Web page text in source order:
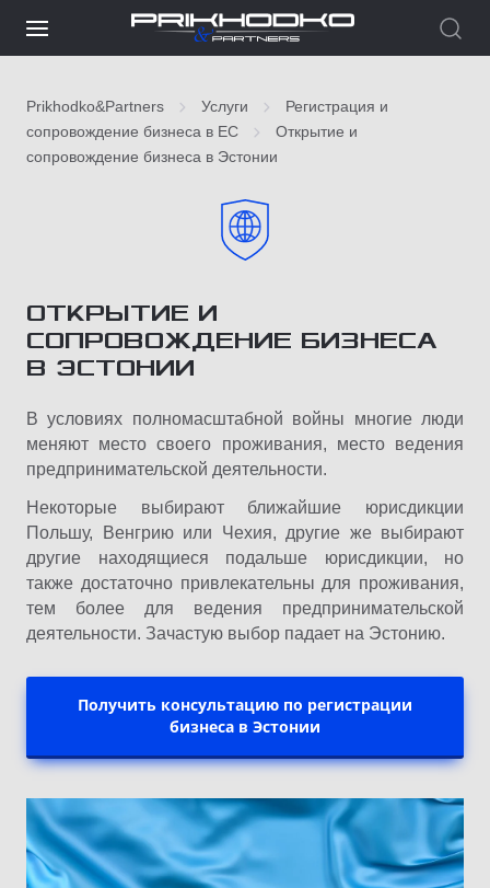
Prikhodko&Partners Услуги
Регистрация и
сопровождение бизнеса в ЕС
Открытие и
сопровождение бизнеса в Эстонии
ОТКРЫТИЕ И
СОПРОВОЖДЕНИЕ БИЗНЕСА
В ЭСТОНИИ
В условиях полномасштабной войны многие люди
меняют место своего проживания, место ведения
предпринимательской деятельности.
Некоторые выбирают ближайшие юрисдикции
Польшу, Венгрию или Чехия, другие же выбирают
другие находящиеся подальше юрисдикции, но
также достаточно привлекательны для проживания,
тем более для ведения предпринимательской
деятельности. Зачастую выбор падает на Эстонию.
Получить консультацию по регистрации
бизнеса в Эстонии